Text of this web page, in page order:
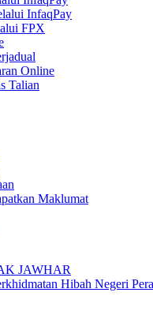
InfaqPay
FPX
Online
Talian
Maklumat
JAWHAR
Hibah Negeri